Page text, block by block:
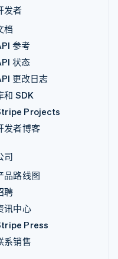
发者
档
参考
状态
更改日志
和 SDK
Projects
发者博客
司
品路线图
聘
讯中心
Press
系销售